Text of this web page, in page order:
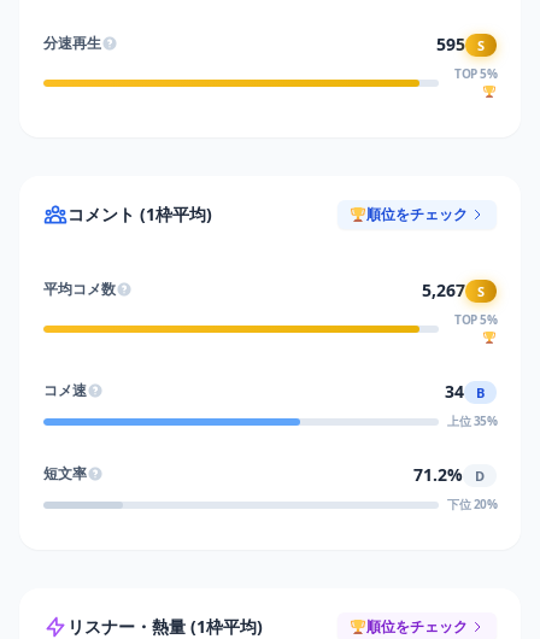
分速再生 595 S
TOP 5%
コメント (1枠平均) 順位をチェック
平均コメ数 5,267 S
TOP 5%
コメ速 34 B
上位 35%
短文率 71.2% D
下位 20%
リスナー・熱量 (1枠平均) 順位をチェック